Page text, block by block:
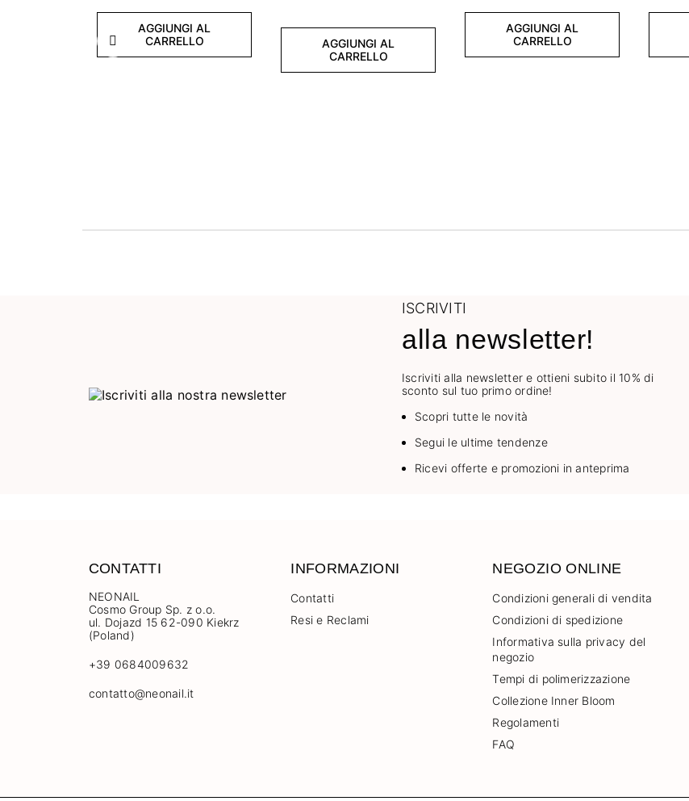
Precedente
AGGIUNGI AL
CARRELLO
AGGIUNGI AL
CARRELLO
AGGIUNGI AL
CARRELLO
ISCRIVITI
alla newsletter!
Iscriviti alla newsletter e ottieni subito il 10% di
sconto sul tuo primo ordine!
Scopri tutte le novità
Segui le ultime tendenze
Ricevi offerte e promozioni in anteprima
CONTATTI
NEONAIL
Cosmo Group Sp. z o.o.
ul. Dojazd 15 62-090 Kiekrz
(Poland)
+39 0684009632
contatto@neonail.it
INFORMAZIONI
Contatti
Resi e Reclami
NEGOZIO ONLINE
Condizioni generali di vendita
Condizioni di spedizione
Informativa sulla privacy del
negozio
Tempi di polimerizzazione
Collezione Inner Bloom
Regolamenti
FAQ